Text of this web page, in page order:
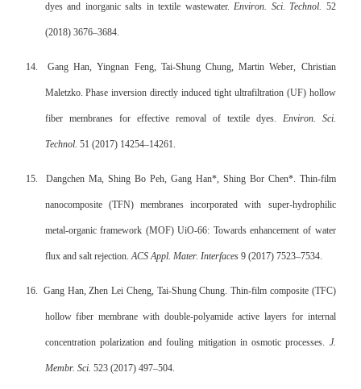
dyes and inorganic salts in textile wastewater. Environ. Sci. Technol. 52
(2018) 3676–3684.
14. Gang Han, Yingnan Feng, Tai-Shung Chung, Martin Weber, Christian
Maletzko. Phase inversion directly induced tight ultrafiltration (UF) hollow
fiber membranes for effective removal of textile dyes. Environ. Sci.
Technol. 51 (2017) 14254–14261.
15. Dangchen Ma, Shing Bo Peh, Gang Han*, Shing Bor Chen*. Thin-film
nanocomposite (TFN) membranes incorporated with super-hydrophilic
metal-organic framework (MOF) UiO-66: Towards enhancement of water
flux and salt rejection.ACS Appl. Mater. Interfaces9 (2017) 7523–7534.
16. Gang Han, Zhen Lei Cheng, Tai-Shung Chung. Thin-film composite (TFC)
hollow fiber membrane with double-polyamide active layers for internal
concentration polarization and fouling mitigation in osmotic processes. J.
Membr. Sci. 523 (2017) 497–504.